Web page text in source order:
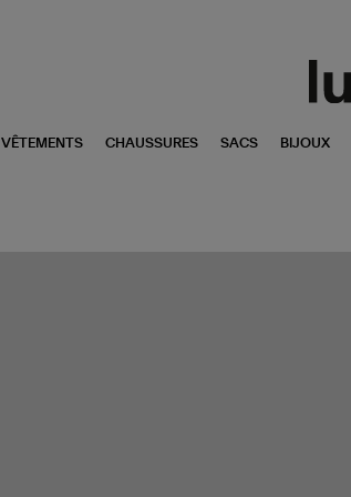
VÊTEMENTS CHAUSSURES SACS BIJOUX